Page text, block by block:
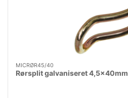
MICRØR45/40
Rørsplit galvaniseret 4,5×40mm